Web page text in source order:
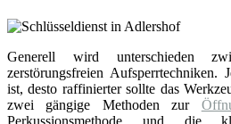
Generell wird unterschieden
zerstörungsfreien Aufsperrtechniken.
ist, desto raffinierter sollte das
zwei gängige Methoden zur
Perkussionsmethode und die